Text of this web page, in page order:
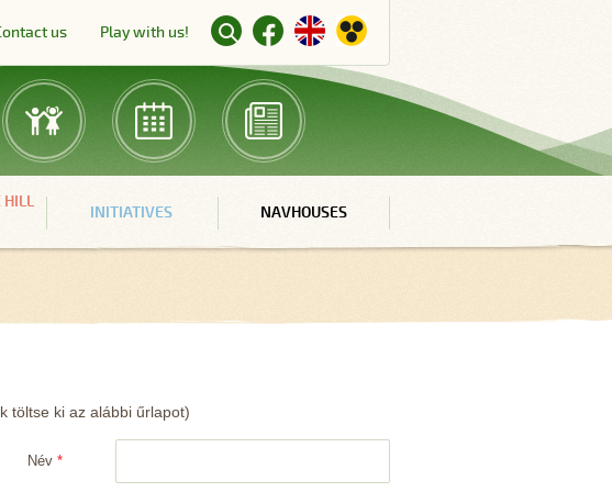
us Play with us!
HILL
INITIATIVES NAVHOUSES
töltse ki az alábbi űrlapot)
Név *